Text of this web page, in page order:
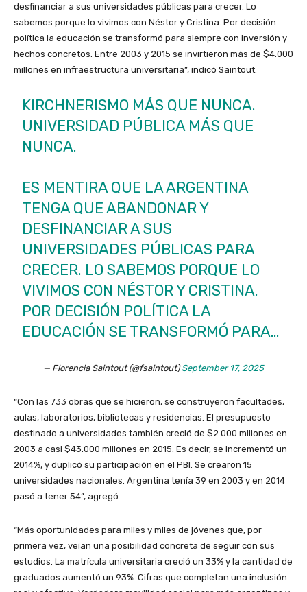
desfinanciar a sus universidades públicas para crecer. Lo
sabemos porque lo vivimos con Néstor y Cristina. Por decisión
política la educación se transformó para siempre con inversión y
hechos concretos. Entre 2003 y 2015 se invirtieron más de $4.000
millones en infraestructura universitaria”, indicó Saintout.
KIRCHNERISMO MÁS QUE NUNCA.
UNIVERSIDAD PÚBLICA MÁS QUE
NUNCA.
ES MENTIRA QUE LA ARGENTINA
TENGA QUE ABANDONAR Y
DESFINANCIAR A SUS
UNIVERSIDADES PÚBLICAS PARA
CRECER. LO SABEMOS PORQUE LO
VIVIMOS CON NÉSTOR Y CRISTINA.
POR DECISIÓN POLÍTICA LA
EDUCACIÓN SE TRANSFORMÓ PARA…
— Florencia Saintout (@fsaintout)September 17, 2025
“Con las 733 obras que se hicieron, se construyeron facultades,
aulas, laboratorios, bibliotecas y residencias. El presupuesto
destinado a universidades también creció de $2.000 millones en
2003 a casi $43.000 millones en 2015. Es decir, se incrementó un
2014%, y duplicó su participación en el PBI. Se crearon 15
universidades nacionales. Argentina tenía 39 en 2003 y en 2014
pasó a tener 54”, agregó.
“Más oportunidades para miles y miles de jóvenes que, por
primera vez, veían una posibilidad concreta de seguir con sus
estudios. La matrícula universitaria creció un 33% y la cantidad de
graduados aumentó un 93%. Cifras que completan una inclusión